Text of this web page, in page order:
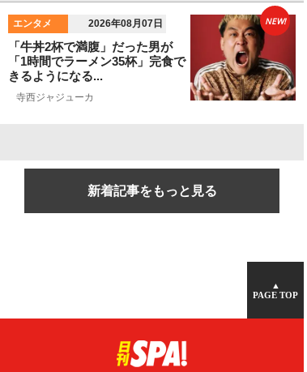
エンタメ 2026年08月07日
「牛丼2杯で満腹」だった男が
「1時間でラーメン35杯」完食で
きるようになる...
寺西ジャジューカ
NEW!
新着記事をもっと見る
▲
PAGE TOP